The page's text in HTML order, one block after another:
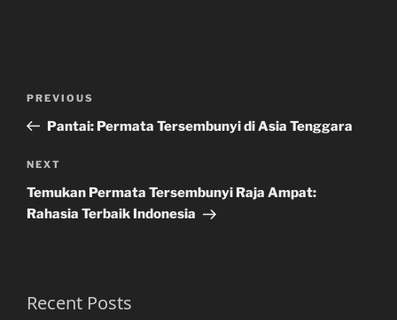
Previous
Post
PREVIOUS
Pantai: Permata Tersembunyi di Asia Tenggara
Next
Post
NEXT
Temukan Permata Tersembunyi Raja Ampat:
Rahasia Terbaik Indonesia
Recent Posts